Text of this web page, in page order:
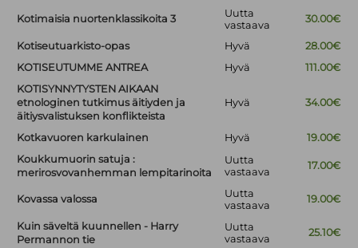
Kotimaisia nuortenklassikoita 3
Uutta
vastaava
30.00€
Kotiseutuarkisto-opas Hyvä
28.00€
KOTISEUTUMME ANTREA
Hyvä
111.00€
KOTISYNNYTYSTEN AIKAAN
etnologinen tutkimus äitiyden ja
äitiysvalistuksen konflikteista
Hyvä 34.00€
Kotkavuoren karkulainen Hyvä
19.00€
Koukkumuorin satuja :
merirosvovanhemman lempitarinoita
Uutta
vastaava
17.00€
Kovassa valossa
Uutta
vastaava
19.00€
Kuin säveltä kuunnellen - Harry
Permannon tie
Uutta
vastaava
25.10€